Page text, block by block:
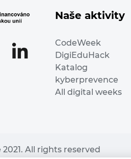
Naše aktivity
CodeWeek
DigiEduHack
Katalog
kyberprevence
All digital weeks
2021. All rights reserved